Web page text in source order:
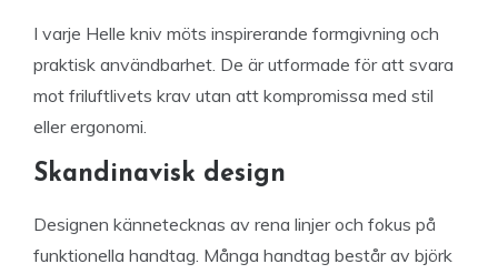
I varje Helle kniv möts inspirerande formgivning och
praktisk användbarhet. De är utformade för att svara
mot friluftlivets krav utan att kompromissa med stil
eller ergonomi.
Skandinavisk design
Designen kännetecknas av rena linjer och fokus på
funktionella handtag. Många handtag består av björk